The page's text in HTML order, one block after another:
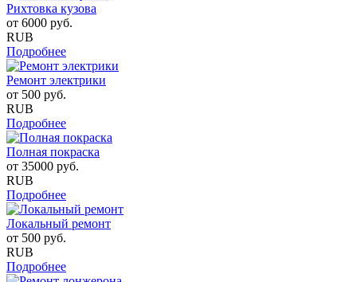
Рихтовка кузова
от 6000 руб.
RUB
Подробнее
Ремонт электрики
от 500 руб.
RUB
Подробнее
Полная покраска
от 35000 руб.
RUB
Подробнее
Локальный ремонт
от 500 руб.
RUB
Подробнее